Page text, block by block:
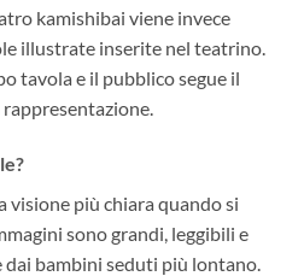
kamishibai viene invece
illustrate inserite nel teatrino.
tavola e il pubblico segue il
più chiara quando si
sono grandi, leggibili e
dai bambini seduti più lontano.